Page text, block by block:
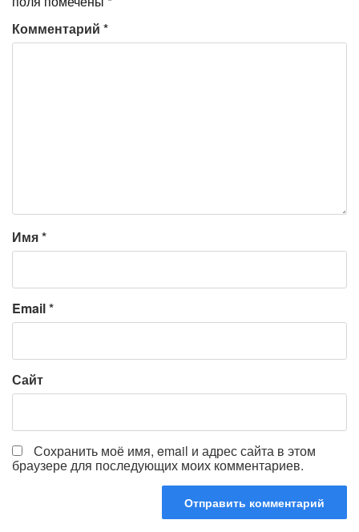
Комментарий *
Имя*
Email*
Сайт
Сохранить моё имя, email и адрес сайта в этом
браузере для последующих моих комментариев.